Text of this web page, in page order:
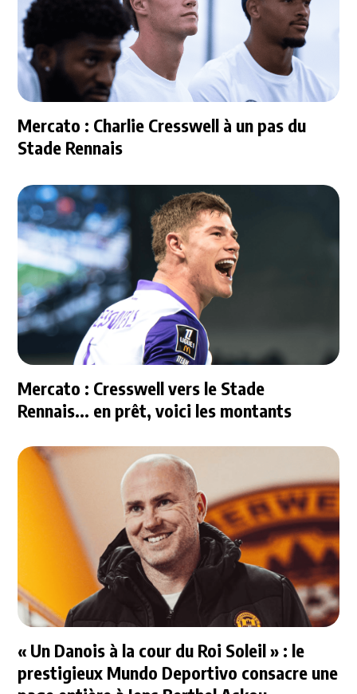
Mercato : Charlie Cresswell à un pas du
Stade Rennais
Mercato : Cresswell vers le Stade
Rennais... en prêt, voici les montants
« Un Danois à la cour du Roi Soleil » : le
prestigieux Mundo Deportivo consacre une